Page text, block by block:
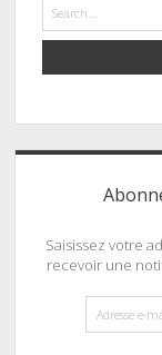
Saisissez votre
recevoir une
e-